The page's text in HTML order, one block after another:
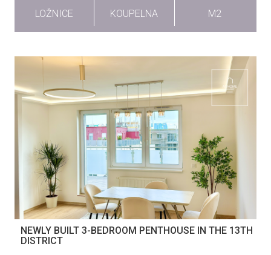
LOŽNICE
KOUPELNA
M2
NEWLY BUILT 3-BEDROOM PENTHOUSE IN THE 13TH
DISTRICT